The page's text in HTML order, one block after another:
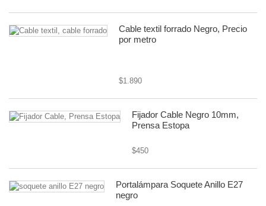
Cable textil forrado Negro, Precio
por metro
$1.890
Fijador Cable Negro 10mm,
Prensa Estopa
$450
Portalámpara Soquete Anillo E27
negro